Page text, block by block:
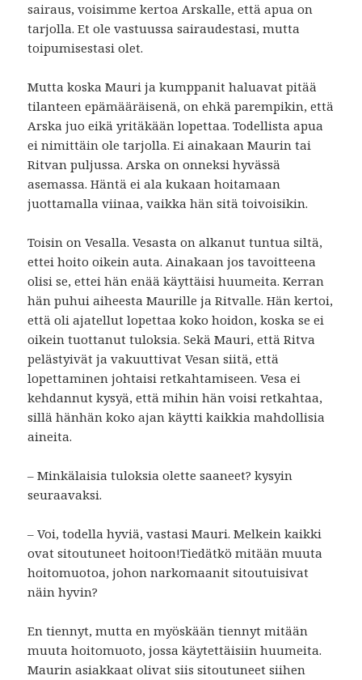
sairaus, voisimme kertoa Arskalle, että apua on
tarjolla. Et ole vastuussa sairaudestasi, mutta
toipumisestasi olet.
Mutta koska Mauri ja kumppanit haluavat pitää
tilanteen epämääräisenä, on ehkä parempikin, että
Arska juo eikä yritäkään lopettaa. Todellista apua
ei nimittäin ole tarjolla. Ei ainakaan Maurin tai
Ritvan puljussa. Arska on onneksi hyvässä
asemassa. Häntä ei ala kukaan hoitamaan
juottamalla viinaa, vaikka hän sitä toivoisikin.
Toisin on Vesalla. Vesasta on alkanut tuntua siltä,
ettei hoito oikein auta. Ainakaan jos tavoitteena
olisi se, ettei hän enää käyttäisi huumeita. Kerran
hän puhui aiheesta Maurille ja Ritvalle. Hän kertoi,
että oli ajatellut lopettaa koko hoidon, koska se ei
oikein tuottanut tuloksia. Sekä Mauri, että Ritva
pelästyivät ja vakuuttivat Vesan siitä, että
lopettaminen johtaisi retkahtamiseen. Vesa ei
kehdannut kysyä, että mihin hän voisi retkahtaa,
sillä hänhän koko ajan käytti kaikkia mahdollisia
aineita.
– Minkälaisia tuloksia olette saaneet? kysyin
seuraavaksi.
– Voi, todella hyviä, vastasi Mauri. Melkein kaikki
ovat sitoutuneet hoitoon!Tiedätkö mitään muuta
hoitomuotoa, johon narkomaanit sitoutuisivat
näin hyvin?
En tiennyt, mutta en myöskään tiennyt mitään
muuta hoitomuoto, jossa käytettäisiin huumeita.
Maurin asiakkaat olivat siis sitoutuneet siihen